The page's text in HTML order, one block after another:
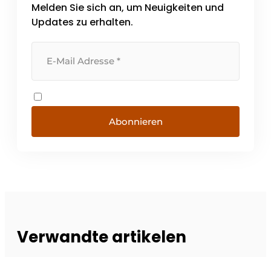
Melden Sie sich an, um Neuigkeiten und
Updates zu erhalten.
Abonnieren
Verwandte artikelen